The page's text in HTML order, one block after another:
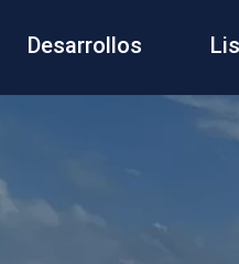
Desarrollos